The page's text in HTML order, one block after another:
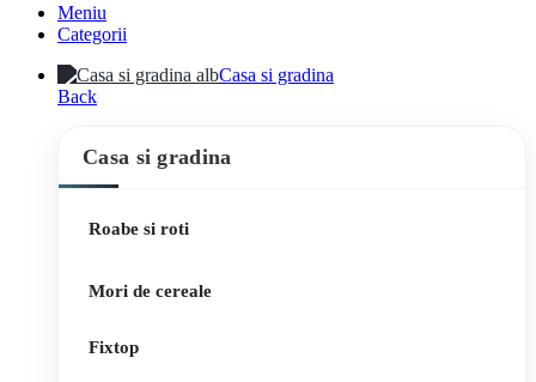
Meniu
Categorii
Casa si gradina
Back
Casa si gradina
Roabe si roti
Mori de cereale
Fixtop